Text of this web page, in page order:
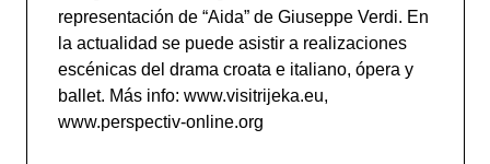
representación de “Aida” de Giuseppe Verdi. En
la actualidad se puede asistir a realizaciones
escénicas del drama croata e italiano, ópera y
ballet. Más info: www.visitrijeka.eu,
www.perspectiv-online.org